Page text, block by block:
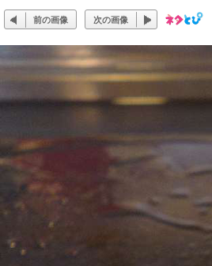
前の画像 次の画像